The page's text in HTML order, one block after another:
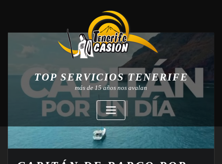
TOP SERVICIOS TENERIFE
más de 15 años nos avalan